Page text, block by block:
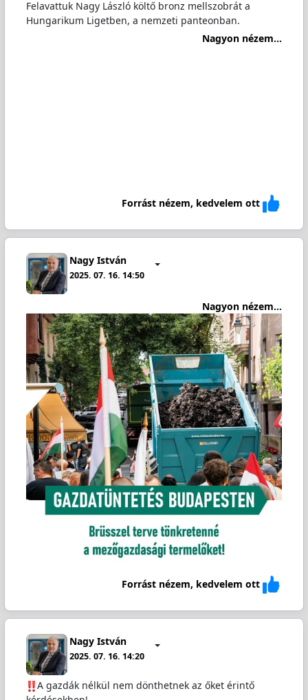
Felavattuk Nagy László költő bronz mellszobrát a
Hungarikum Ligetben, a nemzeti panteonban.
Nagyon nézem...
Forrást nézem, kedvelem ott
Nagy István
2025. 07. 16. 14:50
Nagyon nézem...
Forrást nézem, kedvelem ott
Nagy István
2025. 07. 16. 14:20
A gazdák nélkül nem dönthetnek az őket érintő